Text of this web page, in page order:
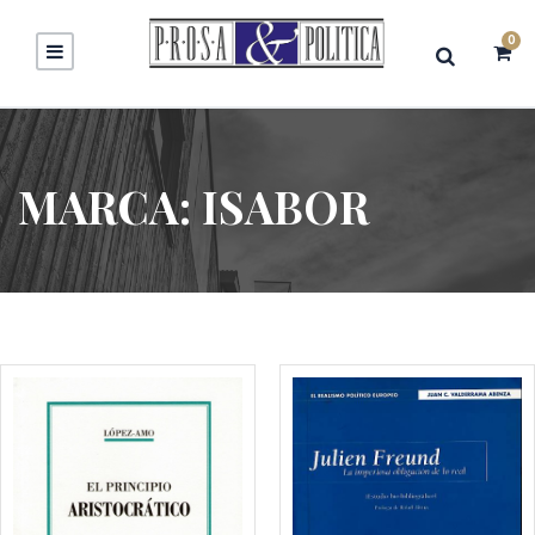
0
MARCA:ISABOR